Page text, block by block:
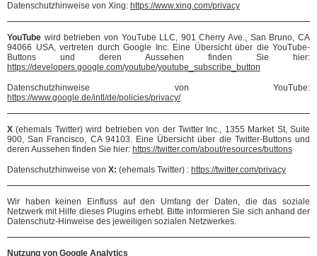
Datenschutzhinweise von Xing: https://www.xing.com/privacy
YouTube wird betrieben von YouTube LLC, 901 Cherry Ave., San Bruno, CA
94066 USA, vertreten durch Google Inc. Eine Übersicht über die YouTube-
Buttons und deren Aussehen finden Sie hier:
https://developers.google.com/youtube/youtube_subscribe_button
Datenschutzhinweise von YouTube:
https://www.google.de/intl/de/policies/privacy/
X(ehemals Twitter) wird betrieben von der Twitter Inc., 1355 Market St, Suite
900, San Francisco, CA 94103. Eine Übersicht über die Twitter-Buttons und
deren Aussehen finden Sie hier: https://twitter.com/about/resources/buttons
Datenschutzhinweise von X: (ehemals Twitter) : https://twitter.com/privacy
Wir haben keinen Einfluss auf den Umfang der Daten, die das soziale
Netzwerk mit Hilfe dieses Plugins erhebt. Bitte informieren Sie sich anhand der
Datenschutz-Hinweise des jeweiligen sozialen Netzwerkes.
Nutzung von Google Analytics